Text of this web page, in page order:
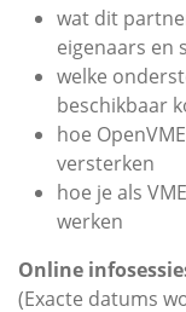
wat dit
eigenaars en
welke
beschikbaar
hoe
versterken
hoe je als
werken
Online
(Exacte datums